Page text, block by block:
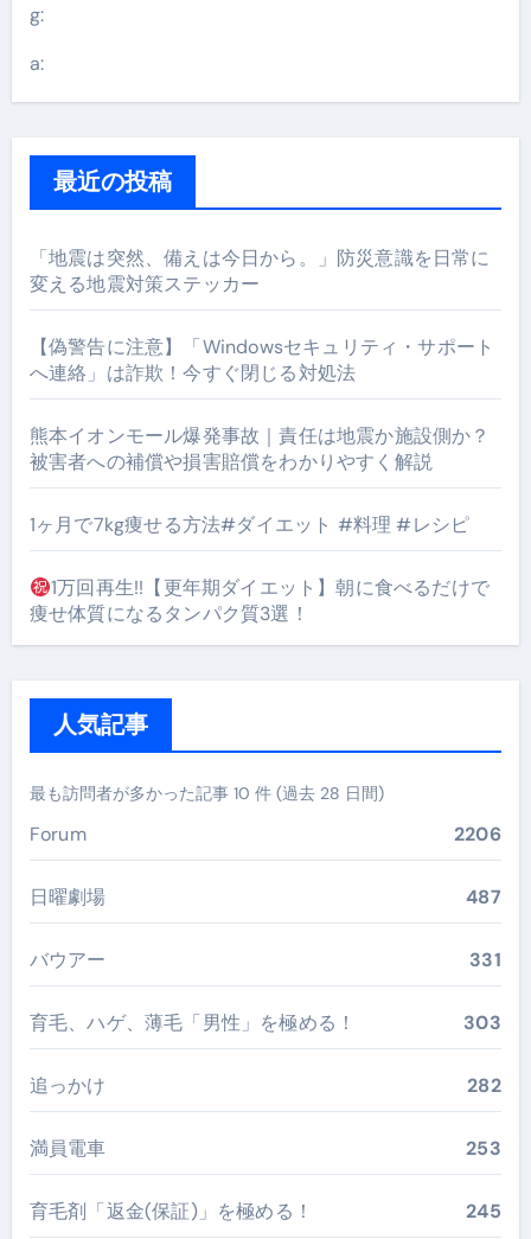
g:
a:
最近の投稿
「地震は突然、備えは今日から。」防災意識を日常に
変える地震対策ステッカー
【偽警告に注意】「Windowsセキュリティ・サポート
へ連絡」は詐欺！今すぐ閉じる対処法
熊本イオンモール爆発事故｜責任は地震か施設側か？
被害者への補償や損害賠償をわかりやすく解説
1ヶ月で7kg痩せる方法#ダイエット #料理 #レシピ
1万回再生!!【更年期ダイエット】朝に食べるだけで
痩せ体質になるタンパク質3選！
人気記事
最も訪問者が多かった記事 10 件 (過去 28 日間)
Forum 2206
日曜劇場 487
バウアー 331
育毛、ハゲ、薄毛「男性」を極める！ 303
追っかけ 282
満員電車 253
育毛剤「返金(保証)」を極める！ 245